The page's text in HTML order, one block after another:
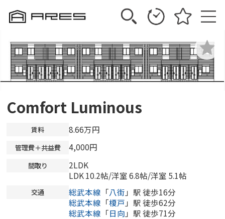
Comfort Luminous
賃料 8.66万円
管理費＋共益費 4,000円
間取り
2LDK
LDK 10.2帖/洋室 6.8帖/洋室 5.1帖
交通 総武本線 「八街 」駅 徒歩16分
総武本線 「榎戸 」駅 徒歩62分
総武本線 「日向 」駅 徒歩71分